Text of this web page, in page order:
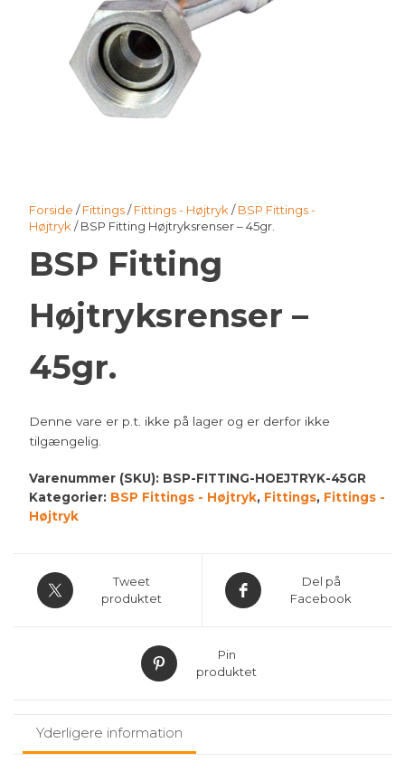
Forside /Fittings/Fittings - Højtryk /BSP Fittings -
Højtryk / BSP Fitting Højtryksrenser – 45gr.
BSP Fitting
Højtryksrenser –
45gr.
Denne vare er p.t. ikke på lager og er derfor ikke
tilgængelig.
Varenummer (SKU): BSP-FITTING-HOEJTRYK-45GR
Kategorier: BSP Fittings - Højtryk, Fittings, Fittings -
Højtryk
Tweet
produktet
Del på
Facebook
Pin
produktet
Yderligere information